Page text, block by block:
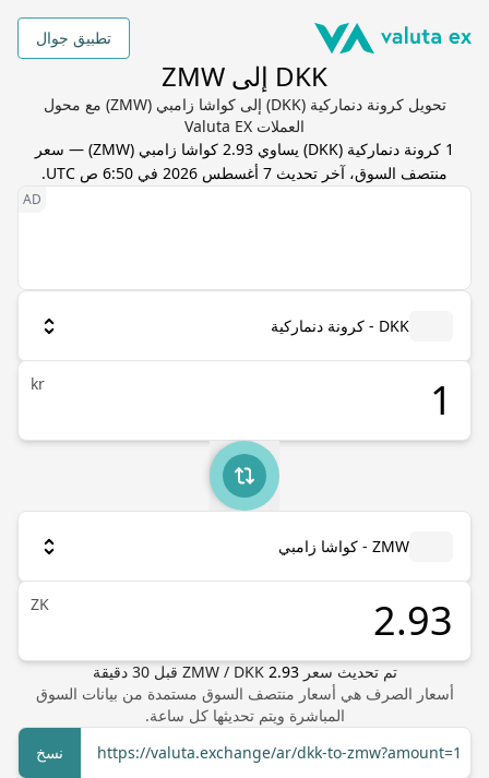
تطبيق جوال
DKK إلى ZMW
تحويل كرونة دنماركية (DKK) إلى كواشا زامبي (ZMW) مع محول
العملات Valuta EX
1 كرونة دنماركية (
DKK) يساوي 2.93 كواشا زامبي (
ZMW) — سعر
منتصف السوق، آخر تحديث 7 أغسطس 2026 في 6:50 ص UTC .
DKK - كرونة دنماركية
kr
ZMW - كواشا زامبي
ZK
تم تحديث سعر ZMW/ DKK 2.93 قبل30 دقيقة
أسعار الصرف هي أسعار منتصف السوق مستمدة من بيانات السوق
المباشرة ويتم تحديثها كل ساعة.
https://valuta.exchange/ar/dkk-to-zmw?amount=1
نسخ